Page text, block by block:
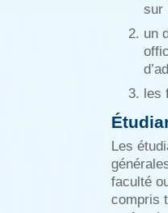
sur
un
les
Les
faculté
compris